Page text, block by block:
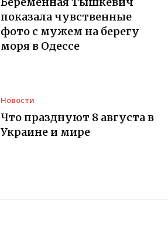
показала чувственные
фото с мужем на берегу
моря в Одессе
Новости
Что празднуют 8 августа в
Украине и мире